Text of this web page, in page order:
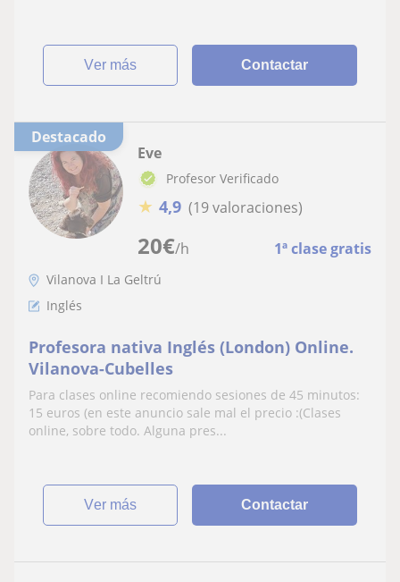
ver más Contactar
Destacado
20€/h 1ª clase gratis
Eve
Profesor Verificado
★ 4,9 (19 valoraciones)
Vilanova I La Geltrú
Inglés
Profesora nativa Inglés (London) Online.
Vilanova-Cubelles
Para clases online recomiendo sesiones de 45 minutos:
15 euros (en este anuncio sale mal el precio :(Clases
online, sobre todo. Alguna pres...
ver más Contactar